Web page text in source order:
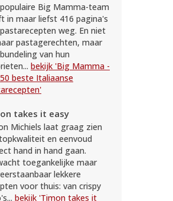
Big Mamma-team
in maar liefst 416 pagina's
weg. En niet
pastagerechten, maar
van hun
bekijk 'Big Mamma -
beste Italiaanse
takes it easy
Michiels laat graag zien
en eenvoud
hand in hand gaan.
toegankelijke maar
lekkere
voor thuis: van crispy
bekijk 'Timon takes it